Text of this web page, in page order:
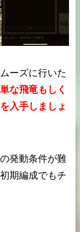
ーズに行いた
な飛竜もしく
入手しましょ
発動条件が難
期編成でもチ